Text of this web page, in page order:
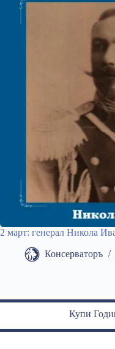
2 март: генерал Никола
Консерваторъ
Купи